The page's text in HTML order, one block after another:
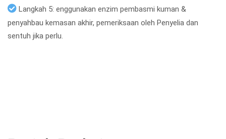
Langkah 5: enggunakan enzim pembasmi kuman &
penyahbau kemasan akhir, pemeriksaan oleh Penyelia dan
sentuh jika perlu.